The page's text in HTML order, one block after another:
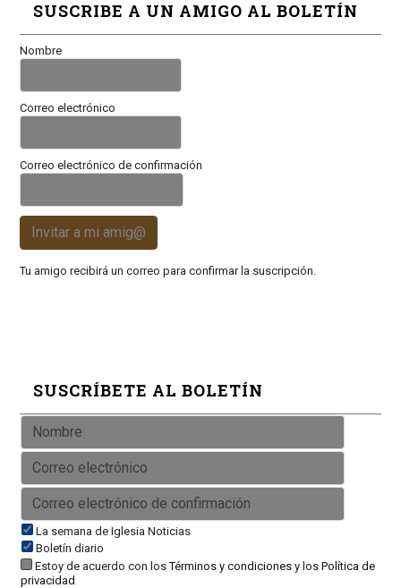
SUSCRIBE A UN AMIGO AL BOLETÍN
Nombre
Correo electrónico
Correo electrónico de confirmación
Invitar a mi amig@
Tu amigo recibirá un correo para confirmar la suscripción.
SUSCRÍBETE AL BOLETÍN
La semana de Iglesia Noticias
Boletín diario
Estoy de acuerdo con losTérminos y condicionesy los Política de
privacidad